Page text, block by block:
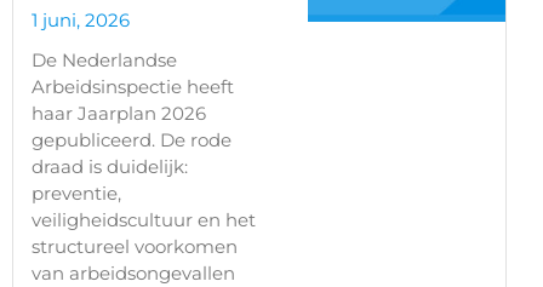
1 juni, 2026
De Nederlandse
Arbeidsinspectie heeft
haar Jaarplan 2026
gepubliceerd. De rode
draad is duidelijk:
preventie,
veiligheidscultuur en het
structureel voorkomen
van arbeidsongevallen